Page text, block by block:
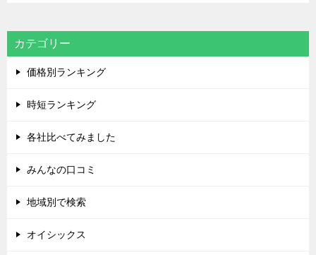
カテゴリー
価格別ランキング
時短ランキング
各社比べてみました
みんなの口コミ
地域別で検索
オイシックス